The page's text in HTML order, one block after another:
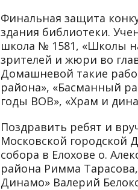
Финальная защита
здания библиотеки.
школа № 1581, «Школы
зрителей и жюри во
Домашневой такие
района», «Басманный
годы ВОВ», «Храм и
Поздравить ребят и
Московской городской
собора в Елохове о.
района Римма
Динамо» Валерий